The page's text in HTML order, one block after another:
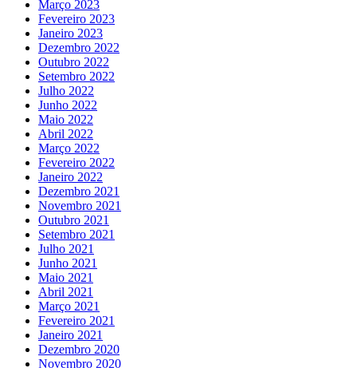
Março 2023
Fevereiro 2023
Janeiro 2023
Dezembro 2022
Outubro 2022
Setembro 2022
Julho 2022
Junho 2022
Maio 2022
Abril 2022
Março 2022
Fevereiro 2022
Janeiro 2022
Dezembro 2021
Novembro 2021
Outubro 2021
Setembro 2021
Julho 2021
Junho 2021
Maio 2021
Abril 2021
Março 2021
Fevereiro 2021
Janeiro 2021
Dezembro 2020
Novembro 2020